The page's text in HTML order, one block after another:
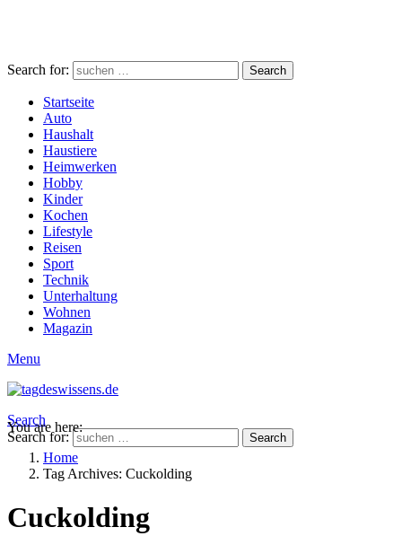
Search for: Search
Startseite
Auto
Haushalt
Haustiere
Heimwerken
Hobby
Kinder
Kochen
Lifestyle
Reisen
Sport
Technik
Unterhaltung
Wohnen
Magazin
Menu
Search
Search for:
Search
You are here:
Home
Tag Archives: Cuckolding
Cuckolding